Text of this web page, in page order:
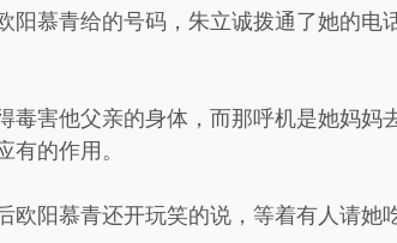
慕青给的号码，朱立诚拨通了她的电
毒害他父亲的身体，而那呼机是她妈妈
的作用。
阳慕青还开玩笑的说，等着有人请她